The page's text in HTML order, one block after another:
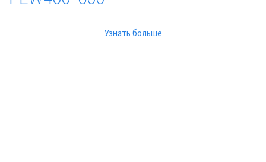
Узнать больше